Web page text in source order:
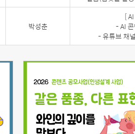
박성춘
[
- AI
- 유튜브 채